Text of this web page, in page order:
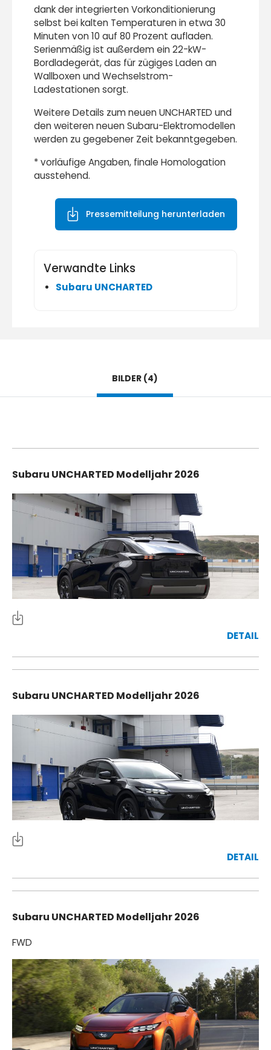
dank der integrierten Vorkonditionierung
selbst bei kalten Temperaturen in etwa 30
Minuten von 10 auf 80 Prozent aufladen.
Serienmäßig ist außerdem ein 22-kW-
Bordladegerät, das für zügiges Laden an
Wallboxen und Wechselstrom-
Ladestationen sorgt.
Weitere Details zum neuen UNCHARTED und
den weiteren neuen Subaru-Elektromodellen
werden zu gegebener Zeit bekanntgegeben.
* vorläufige Angaben, finale Homologation
ausstehend.
Pressemitteilung herunterladen
Verwandte Links
Subaru UNCHARTED
BILDER (4)
Subaru UNCHARTED Modelljahr 2026
DETAIL
Subaru UNCHARTED Modelljahr 2026
DETAIL
Subaru UNCHARTED Modelljahr 2026
FWD